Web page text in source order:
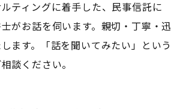
ティングに着手した、民事信託に
がお話を伺います。親切・丁寧・迅
ます。「話を聞いてみたい」という
談ください。